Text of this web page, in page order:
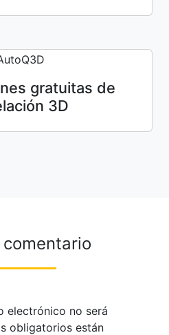
gratuitas de
3D
comentario
electrónico no será
obligatorios están